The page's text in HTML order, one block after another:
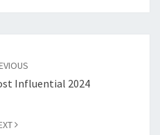
Influential 2024